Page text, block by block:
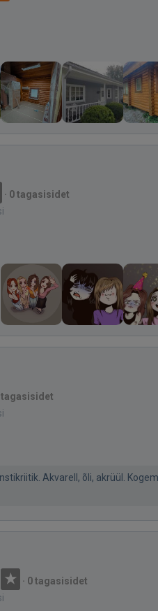
· 0 tagasisidet
tagasisidet
Akvarell, õli, akrüül.
· 0 tagasisidet